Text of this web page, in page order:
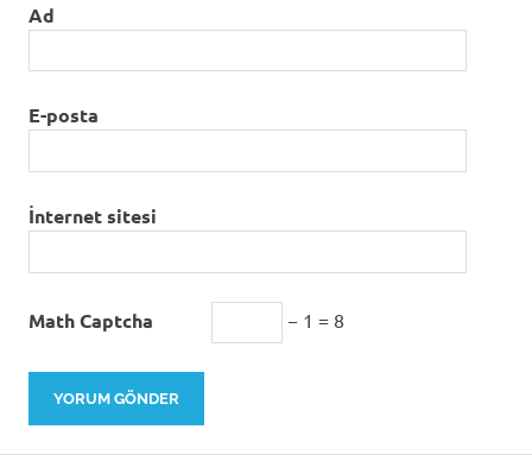
Ad
E-posta
İnternet sitesi
Math Captcha − 1 = 8